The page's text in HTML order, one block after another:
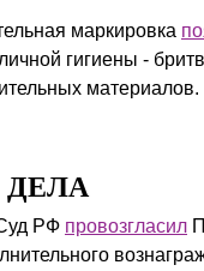
маркировка
гигиены -
материалов.
РФ провозгласил